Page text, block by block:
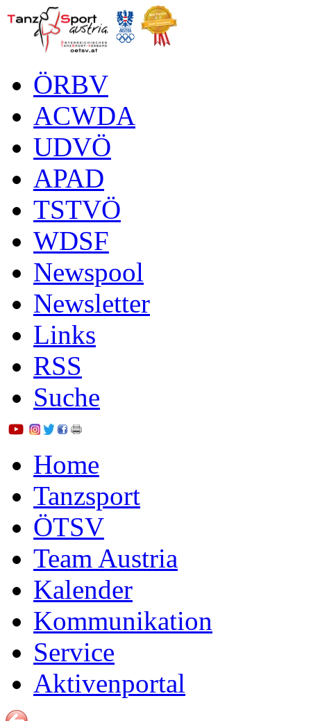
ÖRBV
ACWDA
UDVÖ
APAD
TSTVÖ
WDSF
Newspool
Newsletter
Links
RSS
Suche
Home
Tanzsport
ÖTSV
Team Austria
Kalender
Kommunikation
Service
Aktivenportal